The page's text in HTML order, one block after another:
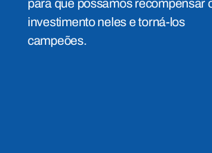
para que possamos recompensar
investimento neles e torná-los
campeões.